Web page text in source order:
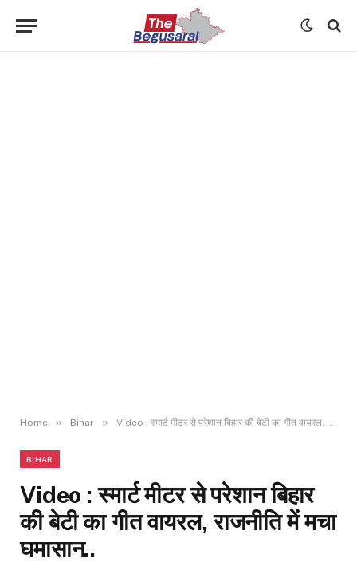
Home » Bihar » Video : स्मार्ट मीटर से परेशान बिहार की बेटी का गीत वायरल, राजनीति में मचा घमासान..
BIHAR
Video : स्मार्ट मीटर से परेशान बिहार
की बेटी का गीत वायरल, राजनीति में मचा
घमासान..